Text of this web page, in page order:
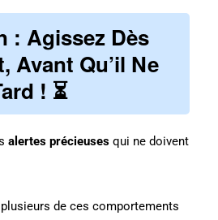
: Agissez Dès
Avant Qu’il Ne
! ⏳
alertes précieuses qui ne doivent
de ces comportements